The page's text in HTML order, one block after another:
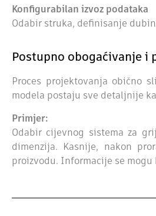
Konfigurabilan izvoz podataka
Odabir struka, definisanje
Postupno obogaćivanje
Proces projektovanja obično
modela postaju sve detaljnije
Primjer:
Odabir cijevnog sistema za
dimenzija. Kasnije, nakon
proizvodu. Informacije se